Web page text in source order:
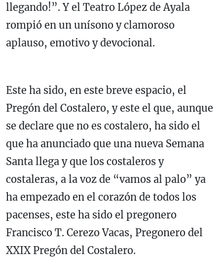
llegando!”. Y el Teatro López de Ayala
rompió en un unísono y clamoroso
aplauso, emotivo y devocional.
Este ha sido, en este breve espacio, el
Pregón del Costalero, y este el que, aunque
se declare que no es costalero, ha sido el
que ha anunciado que una nueva Semana
Santa llega y que los costaleros y
costaleras, a la voz de “vamos al palo” ya
ha empezado en el corazón de todos los
pacenses, este ha sido el pregonero
Francisco T. Cerezo Vacas, Pregonero del
XXIX Pregón del Costalero.